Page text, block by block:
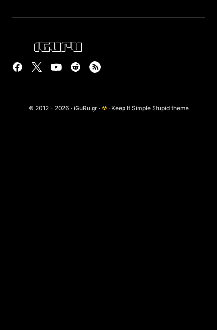
© 2012 - 2026 · iGuRu.gr · ☢ · Keep It Simple Stupid theme